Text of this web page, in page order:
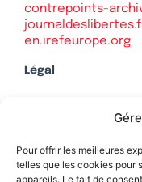
Pour offrir les meilleures
telles que les cookies pour
appareils. Le fait de
contrepoints-
en.irefeurope.org
Légal
Politique de